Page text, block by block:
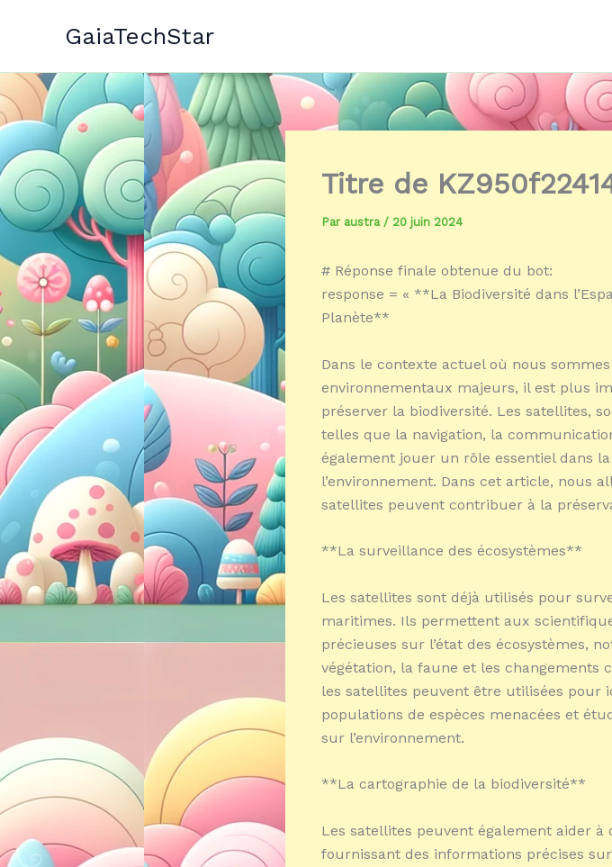
GaiaTechStar
Titre de
Par austra / 20 juin 2024
# Réponse finale obtenue du bot:
response = « **La Biodiversité dans
Planète**
Dans le contexte actuel où nous
environnementaux majeurs, il est plus
préserver la biodiversité. Les satellites,
telles que la navigation, la
également jouer un rôle essentiel dans
l’environnement. Dans cet article, nous
satellites peuvent contribuer à la
**La surveillance des écosystèmes**
Les satellites sont déjà utilisés pour
maritimes. Ils permettent aux
précieuses sur l’état des écosystèmes,
végétation, la faune et les changements
les satellites peuvent être utilisées pour
populations de espèces menacées et
sur l’environnement.
**La cartographie de la biodiversité**
Les satellites peuvent également aider
fournissant des informations précises